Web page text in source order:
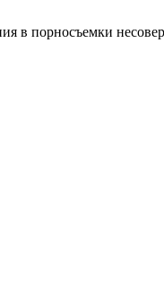
в порносъемки